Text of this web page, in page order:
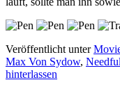
Veröffentlicht unter
Max Von Sydow,
hinterlassen